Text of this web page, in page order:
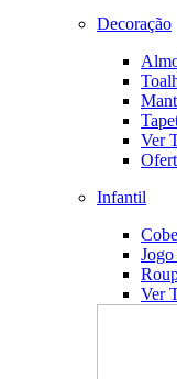
Decoração
Ver
Infantil
Ver